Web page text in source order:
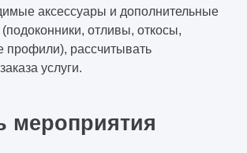
аксессуары и дополнительные
отливы, откосы,
профили), рассчитывать
услуги.
мероприятия